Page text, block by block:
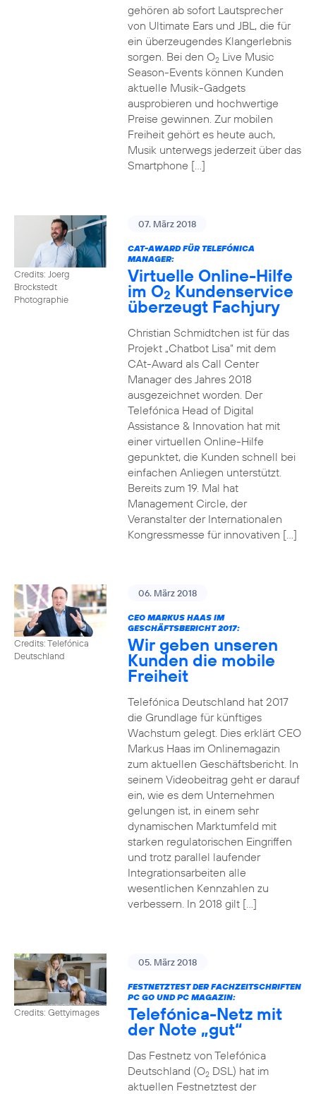
gehören ab sofort Lautsprecher
von Ultimate Ears und JBL, die für
ein überzeugendes Klangerlebnis
sorgen. Bei den O2Live Music
Season-Events können Kunden
aktuelle Musik-Gadgets
ausprobieren und hochwertige
Preise gewinnen. Zur mobilen
Freiheit gehört es heute auch,
Musik unterwegs jederzeit über das
Smartphone […]
Credits: Joerg
Brockstedt
Photographie
07. März 2018
CAT-AWARD FÜR TELEFÓNICA
MANAGER:
Virtuelle Online-Hilfe
im O2 Kundenservice
überzeugt Fachjury
Christian Schmidtchen ist für das
Projekt „Chatbot Lisa“ mit dem
CAt-Award als Call Center
Manager des Jahres 2018
ausgezeichnet worden. Der
Telefónica Head of Digital
Assistance & Innovation hat mit
einer virtuellen Online-Hilfe
gepunktet, die Kunden schnell bei
einfachen Anliegen unterstützt.
Bereits zum 19. Mal hat
Management Circle, der
Veranstalter der Internationalen
Kongressmesse für innovativen […]
Credits: Telefónica
Deutschland
06. März 2018
CEO MARKUS HAAS IM
GESCHÄFTSBERICHT 2017:
Wir geben unseren
Kunden die mobile
Freiheit
Telefónica Deutschland hat 2017
die Grundlage für künftiges
Wachstum gelegt. Dies erklärt CEO
Markus Haas im Onlinemagazin
zum aktuellen Geschäftsbericht. In
seinem Videobeitrag geht er darauf
ein, wie es dem Unternehmen
gelungen ist, in einem sehr
dynamischen Marktumfeld mit
starken regulatorischen Eingriffen
und trotz parallel laufender
Integrationsarbeiten alle
wesentlichen Kennzahlen zu
verbessern. In 2018 gilt […]
Credits: Gettyimages
05. März 2018
FESTNETZTEST DER FACHZEITSCHRIFTEN
PC GO UND PC MAGAZIN:
Telefónica-Netz mit
der Note „gut“
Das Festnetz von Telefónica
Deutschland (O2DSL) hat im
aktuellen Festnetztest der